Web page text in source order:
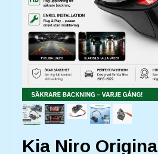
Kia Niro Original